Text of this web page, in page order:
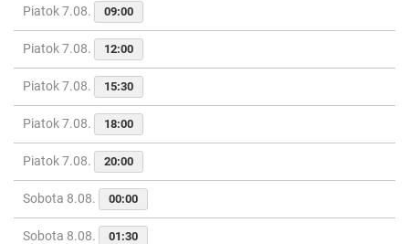
Piatok 7.08. 09:00
Piatok 7.08. 12:00
Piatok 7.08. 15:30
Piatok 7.08. 18:00
Piatok 7.08. 20:00
Sobota 8.08. 00:00
Sobota 8.08. 01:30